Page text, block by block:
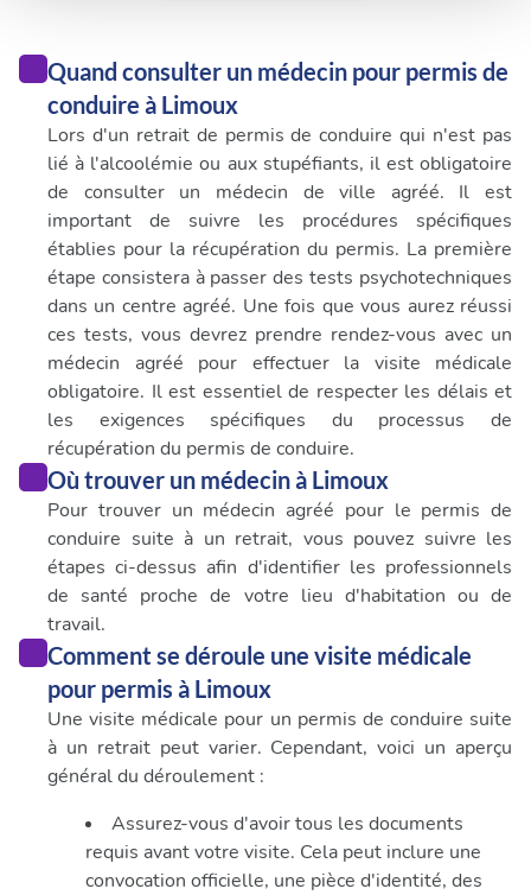
notre site avec nos partenaires de médias sociaux, de
publicité et d'analyse, qui peuvent combiner celles-ci
avec d'autres informations que vous leur avez fournies
ou qu'ils ont collectées lors de votre utilisation de leurs
services.
Quand consulter un médecin pour permis de
conduire à Limoux
Lors d'un retrait de permis de conduire qui n'est pas
lié à l'alcoolémie ou aux stupéfiants, il est obligatoire
de consulter un médecin de ville agréé. Il est
important de suivre les procédures spécifiques
établies pour la récupération du permis. La première
étape consistera à passer des tests psychotechniques
dans un centre agréé. Une fois que vous aurez réussi
ces tests, vous devrez prendre rendez-vous avec un
médecin agréé pour effectuer la visite médicale
obligatoire. Il est essentiel de respecter les délais et
les exigences spécifiques du processus de
récupération du permis de conduire.
Où trouver un médecin à Limoux
Pour trouver un médecin agréé pour le permis de
conduire suite à un retrait, vous pouvez suivre les
étapes ci-dessus afin d'identifier les professionnels
de santé proche de votre lieu d'habitation ou de
travail.
Comment se déroule une visite médicale
pour permis à Limoux
Une visite médicale pour un permis de conduire suite
à un retrait peut varier. Cependant, voici un aperçu
général du déroulement :
Assurez-vous d'avoir tous les documents
requis avant votre visite. Cela peut inclure une
convocation officielle, une pièce d'identité, des